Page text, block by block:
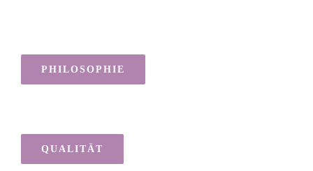
PHILOSOPHIE
QUALITÄT